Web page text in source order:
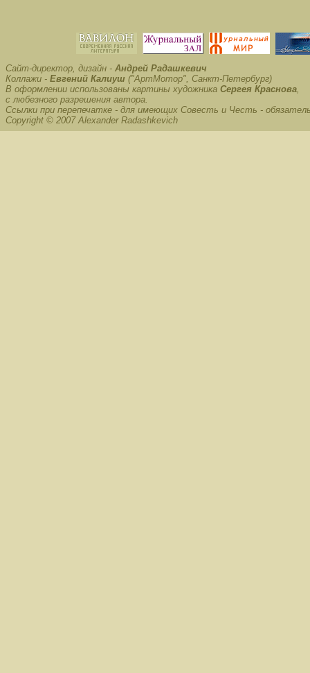
Сайт-директор, дизайн - Андрей Радашкевич
Коллажи - Евгений Калиуш ("АртМотор", Санкт-Петербург)
В оформлении использованы картины художника Сергея Краснова,
с любезного разрешения автора.
Ссылки при перепечатке - для имеющих Совесть и Честь -
Copyright © 2007 Alexander Radashkevich